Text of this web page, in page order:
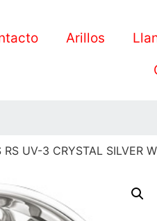
Arillos
UV-3 CRYSTAL SILVER